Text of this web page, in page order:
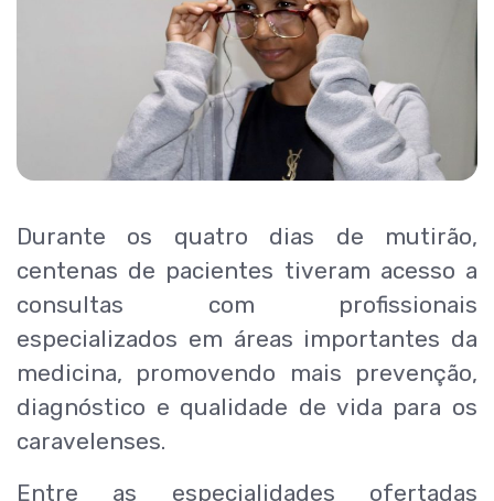
Durante os quatro dias de mutirão,
centenas de pacientes tiveram acesso a
consultas com profissionais
especializados em áreas importantes da
medicina, promovendo mais prevenção,
diagnóstico e qualidade de vida para os
caravelenses.
Entre as especialidades ofertadas